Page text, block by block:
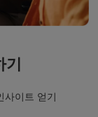
기
사이트 얻기